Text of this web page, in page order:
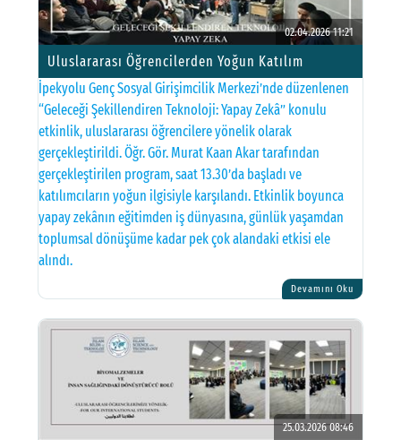
02.04.2026 11:21
Uluslararası Öğrencilerden Yoğun Katılım
İpekyolu Genç Sosyal Girişimcilik Merkezi’nde düzenlenen
“Geleceği Şekillendiren Teknoloji: Yapay Zekâ” konulu
etkinlik, uluslararası öğrencilere yönelik olarak
gerçekleştirildi. Öğr. Gör. Murat Kaan Akar tarafından
gerçekleştirilen program, saat 13.30’da başladı ve
katılımcıların yoğun ilgisiyle karşılandı. Etkinlik boyunca
yapay zekânın eğitimden iş dünyasına, günlük yaşamdan
toplumsal dönüşüme kadar pek çok alandaki etkisi ele
alındı.
Devamını Oku
25.03.2026 08:46